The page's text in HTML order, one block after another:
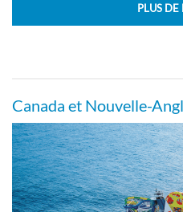
Cabine intérieure-[4V]
Pont 02
PLUS DE
Canada et Nouvelle-